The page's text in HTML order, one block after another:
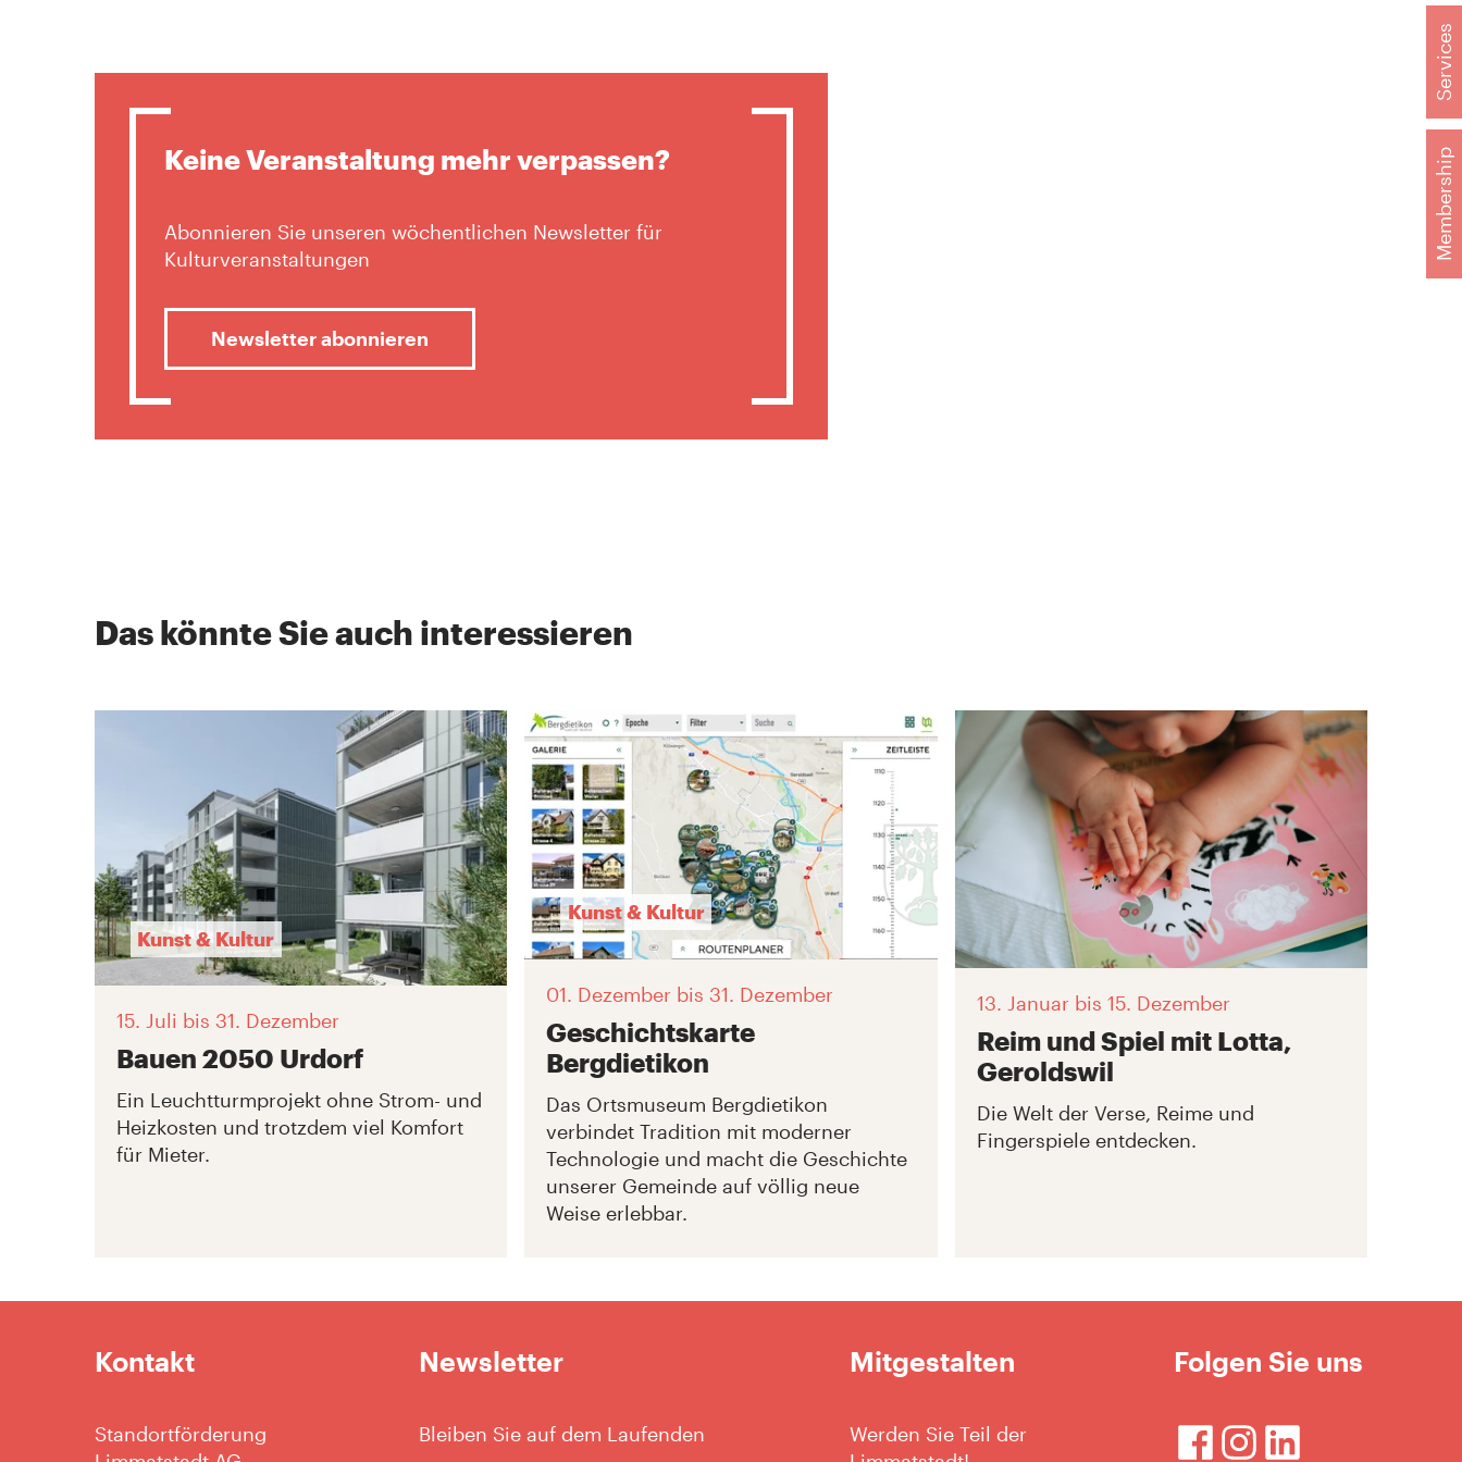
Membership
Services
Keine Veranstaltung mehr verpassen?
Abonnieren Sie unseren wöchentlichen Newsletter für
Kulturveranstaltungen
Newsletter abonnieren
Das könnte Sie auch interessieren
Kunst & Kultur
15. Juli bis 31. Dezember
Bauen 2050 Urdorf
Ein Leuchtturmprojekt ohne Strom- und
Heizkosten und trotzdem viel Komfort
für Mieter.
Kunst & Kultur
01. Dezember bis 31. Dezember
Geschichtskarte
Bergdietikon
Das Ortsmuseum Bergdietikon
verbindet Tradition mit moderner
Technologie und macht die Geschichte
unserer Gemeinde auf völlig neue
Weise erlebbar.
13. Januar bis 15. Dezember
Reim und Spiel mit Lotta,
Geroldswil
Die Welt der Verse, Reime und
Fingerspiele entdecken.
Kontakt
Standortförderung
Newsletter
Bleiben Sie auf dem Laufenden
Mitgestalten
Werden Sie Teil der
Folgen Sie uns